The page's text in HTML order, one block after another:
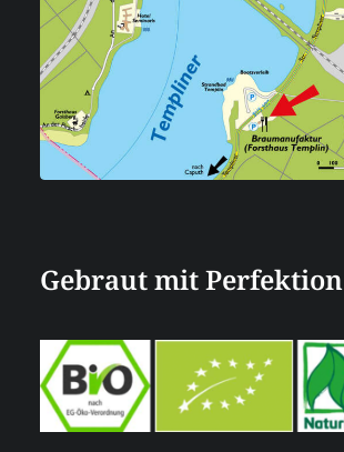
Gebraut mit Perfektion